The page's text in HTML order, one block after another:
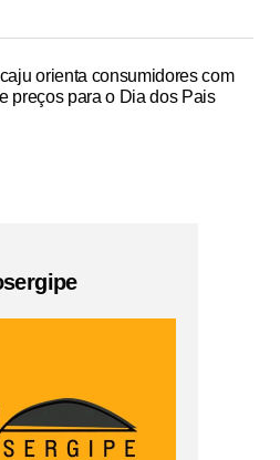
orienta consumidores com
preços para o Dia dos Pais